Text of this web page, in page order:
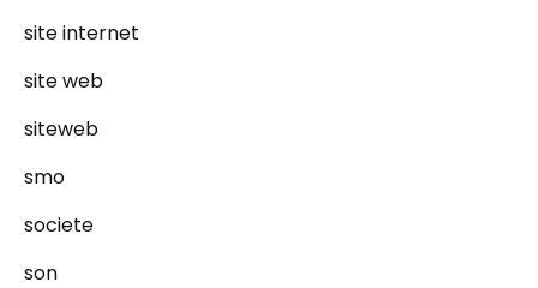
site internet
site web
siteweb
smo
societe
son